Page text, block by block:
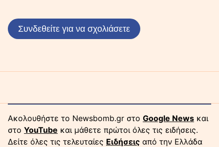
Συνδεθείτε για να σχολιάσετε
Ακολουθήστε το Newsbomb.gr στο Google News και
στο YouTube και μάθετε πρώτοι όλες τις ειδήσεις.
Δείτε όλες τις τελευταίες Ειδήσεις από την Ελλάδα